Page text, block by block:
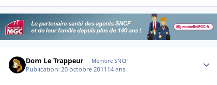
Dom Le Trappeur Membre SNCF
Publication:20 octobre 201114 ans